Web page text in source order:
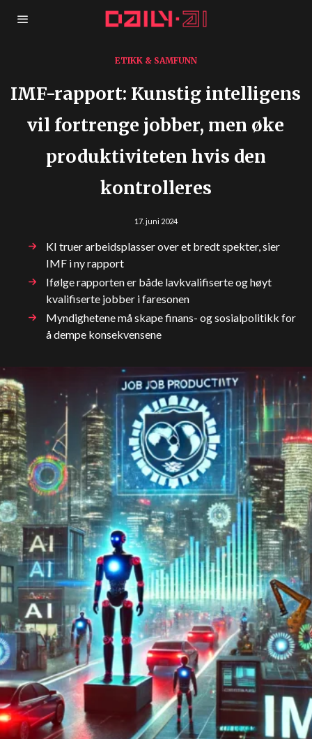
ETIKK & SAMFUNN
IMF-rapport: Kunstig intelligens
vil fortrenge jobber, men øke
produktiviteten hvis den
kontrolleres
17. juni 2024
KI truer arbeidsplasser over et bredt spekter, sier
IMF i ny rapport
Ifølge rapporten er både lavkvalifiserte og høyt
kvalifiserte jobber i faresonen
Myndighetene må skape finans- og sosialpolitikk for
å dempe konsekvensene